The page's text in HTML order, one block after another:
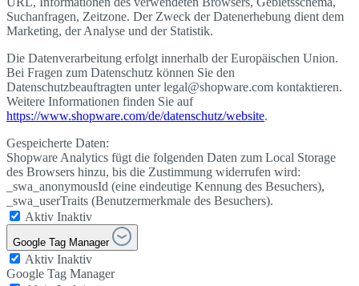
Suchanfragen, Zeitzone. Der Zweck der Datenerhebung dient dem
Marketing, der Analyse und der Statistik.
Die Datenverarbeitung erfolgt innerhalb der Europäischen Union.
Bei Fragen zum Datenschutz können Sie den
Datenschutzbeauftragten unter legal@shopware.com kontaktieren.
Weitere Informationen finden Sie auf
https://www.shopware.com/de/datenschutz/website.
Gespeicherte Daten:
Shopware Analytics fügt die folgenden Daten zum Local Storage
des Browsers hinzu, bis die Zustimmung widerrufen wird:
_swa_anonymousId (eine eindeutige Kennung des Besuchers),
_swa_userTraits (Benutzermerkmale des Besuchers).
Aktiv Inaktiv
Google Tag Manager
Aktiv Inaktiv
Google Tag Manager